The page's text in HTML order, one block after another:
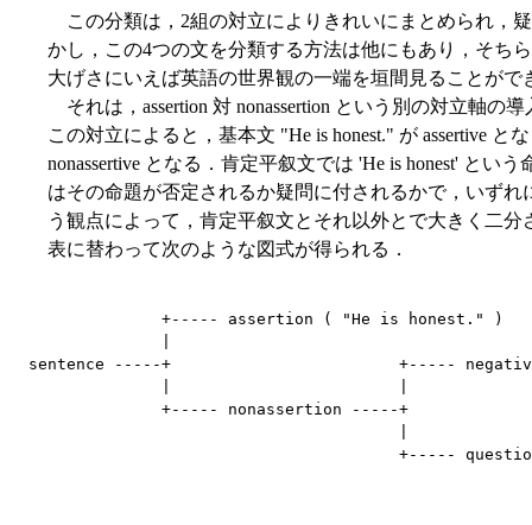
この分類は，2組の対立によりきれいにまとめられ，
かし，この4つの文を分類する方法は他にもあり，そち
大げさにいえば英語の世界観の一端を垣間見ることがで
それは，assertion 対 nonassertion という別の対立軸の
この対立によると，基本文 "He is honest." が assertive
nonassertive となる．肯定平叙文では 'He is honest' とい
はその命題が否定されるか疑問に付されるかで，いずれ
う観点によって，肯定平叙文とそれ以外とで大きく二
表に替わって次のような図式が得られる．
              +----- assertion ( "He is honest." )
sentence -----+                        +-----
              +----- nonassertion -----+